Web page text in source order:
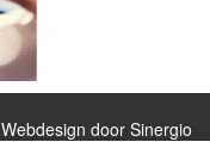
Webdesign door Sinergio